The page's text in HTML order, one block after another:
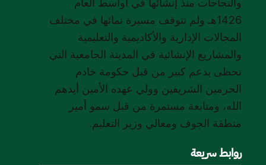
والنجاحات منذ إنشائها في أواسط العام
1426هـ ولم تتوقف مسيرة نمائها في مختلف
المجالات الإدارية والأكاديمية والتعليمية
والمشاريع الإنشائية في المدينة الجامعية التي
تحظى بدعم كبير من قبل حكومة خادم
الحرمين الشريفين وولي عهده الأمين أيدهم
الله، ومتابعة مستمرة من قبل سمو أمير
منطقة الجوف ومعالي وزير التعليم.
روابط سريعة